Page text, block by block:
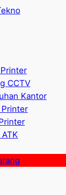
CCTV
Kantor